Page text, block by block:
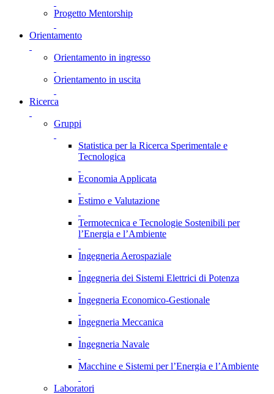
Progetto Mentorship
Orientamento
Orientamento in ingresso
Orientamento in uscita
Ricerca
Gruppi
Statistica per la Ricerca Sperimentale e
Tecnologica
Economia Applicata
Estimo e Valutazione
Termotecnica e Tecnologie Sostenibili per
l’Energia e l’Ambiente
Ingegneria Aerospaziale
Ingegneria dei Sistemi Elettrici di Potenza
Ingegneria Economico-Gestionale
Ingegneria Meccanica
Ingegneria Navale
Macchine e Sistemi per l’Energia e l’Ambiente
Laboratori